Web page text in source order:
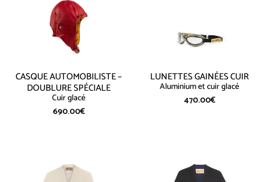
CASQUE AUTOMOBILISTE –
DOUBLURE SPÉCIALE
Cuir glacé
690.00€
LUNETTES GAINÉES CUIR
Aluminium et cuir glacé
470.00€